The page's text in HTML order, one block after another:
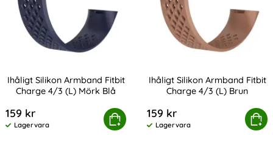
Ihåligt Silikon Armband Fitbit
Charge 4/3 (L) Mörk Blå
159 kr
Tillgänglighet:
Lagervara
Köp
Silikon Armband Fitbit Charge 4/3 (L) Mörk Blå
Ihåligt Silikon Armband Fitbit
Charge 4/3 (L) Brun
159 kr
Tillgänglighet:
Lagervara
Köp
Ihåligt Silikon Armband